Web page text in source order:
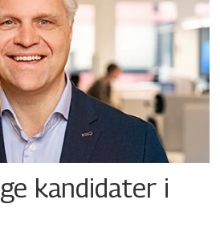
kandidater i